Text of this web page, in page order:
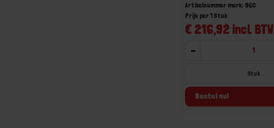
Artikelnummer merk: 96C
€ 216,92 incl. BTW
Prijs per 1 Stuk
-
Stuk
Bestel nu!